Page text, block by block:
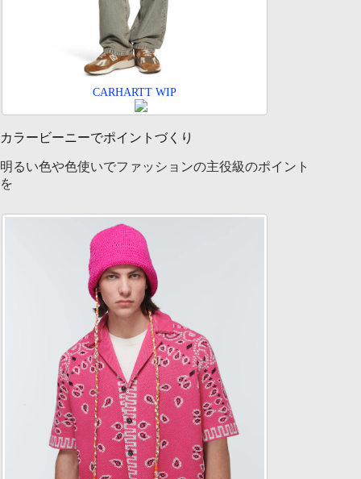
CARHARTT WIP
カラービーニーでポイントづくり
明るい色や色使いでファッションの主役級のポイント
を